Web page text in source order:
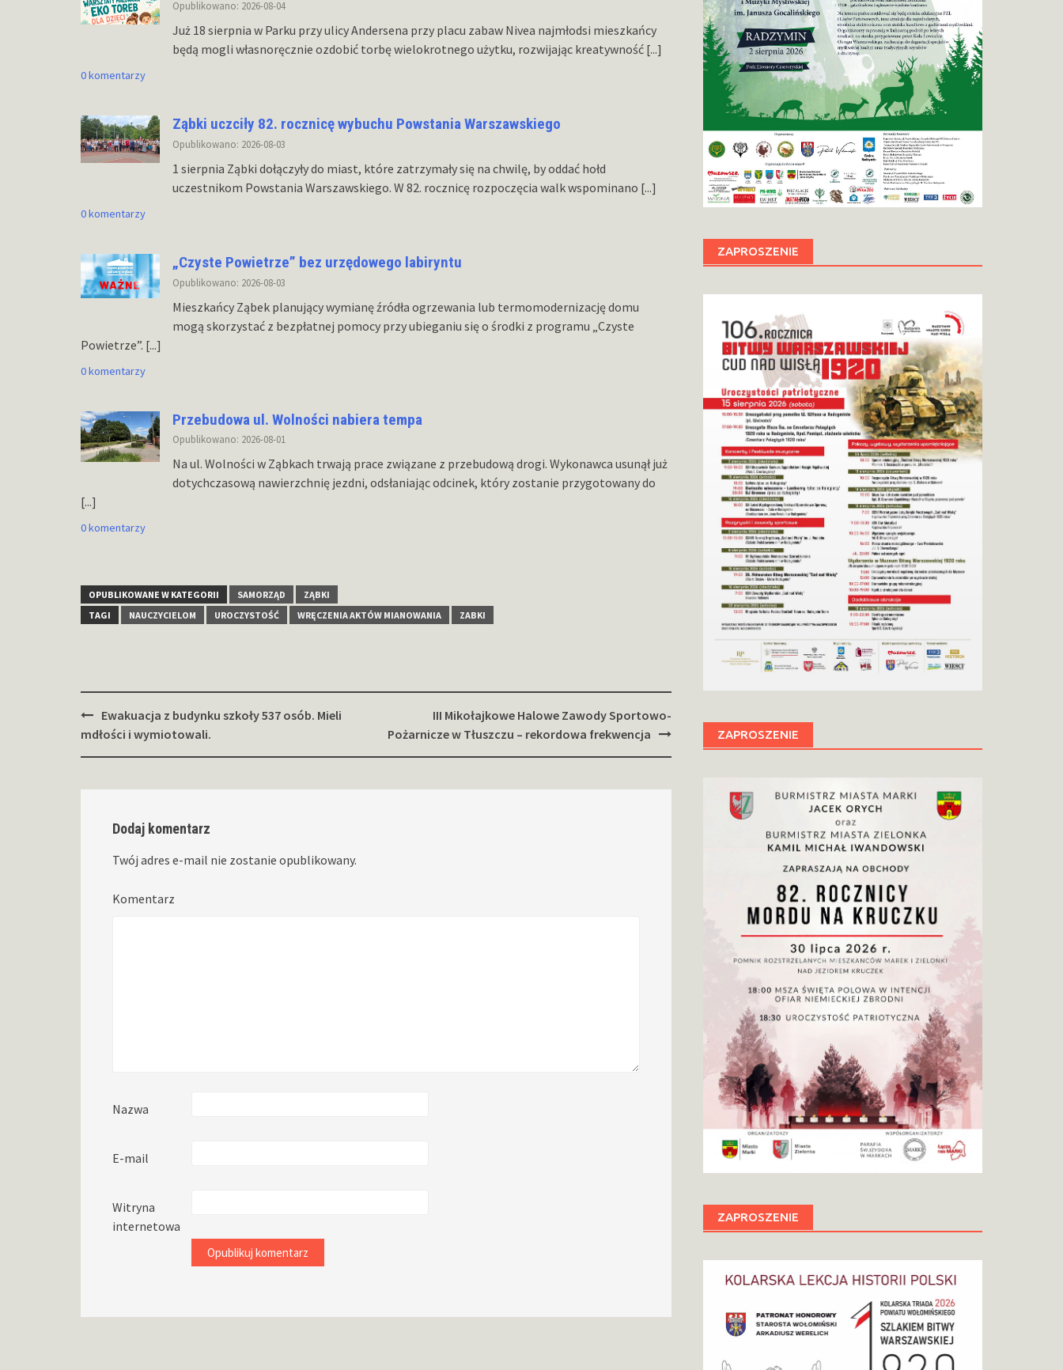
Opublikowano: 2026-08-04
Już 18 sierpnia w Parku przy ulicy Andersena przy placu zabaw Nivea najmłodsi mieszkańcy
będą mogli własnoręcznie ozdobić torbę wielokrotnego użytku, rozwijając kreatywność [...]
0 komentarzy
Ząbki uczciły 82. rocznicę wybuchu Powstania Warszawskiego
Opublikowano: 2026-08-03
1 sierpnia Ząbki dołączyły do miast, które zatrzymały się na chwilę, by oddać hołd
uczestnikom Powstania Warszawskiego. W 82. rocznicę rozpoczęcia walk wspominano [...]
0 komentarzy
„Czyste Powietrze” bez urzędowego labiryntu
Opublikowano: 2026-08-03
Mieszkańcy Ząbek planujący wymianę źródła ogrzewania lub termomodernizację domu
mogą skorzystać z bezpłatnej pomocy przy ubieganiu się o środki z programu „Czyste
Powietrze”. [...]
0 komentarzy
Przebudowa ul. Wolności nabiera tempa
Opublikowano: 2026-08-01
Na ul. Wolności w Ząbkach trwają prace związane z przebudową drogi. Wykonawca usunął już
dotychczasową nawierzchnię jezdni, odsłaniając odcinek, który zostanie przygotowany do
[...]
0 komentarzy
OPUBLIKOWANE W KATEGORII SAMORZĄD
ZĄBKI
TAGI
NAUCZYCIELOM UROCZYSTOŚĆ WRĘCZENIA AKTÓW MIANOWANIA ZABKI
Zobacz
wpisy
Ewakuacja z budynku szkoły 537 osób. Mieli
mdłości i wymiotowali.
III Mikołajkowe Halowe Zawody Sportowo-
Pożarnicze w Tłuszczu – rekordowa frekwencja
Dodaj komentarz
Twój adres e-mail nie zostanie opublikowany.
Komentarz
Nazwa
E-mail
Witryna
internetowa
ZAPROSZENIE
ZAPROSZENIE
ZAPROSZENIE